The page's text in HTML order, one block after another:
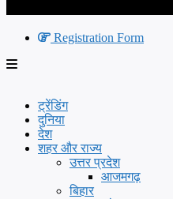
Registration Form
ट्रेंडिंग
दुनिया
देश
शहर और राज्य
उत्तर प्रदेश
आजमगढ़
बिहार